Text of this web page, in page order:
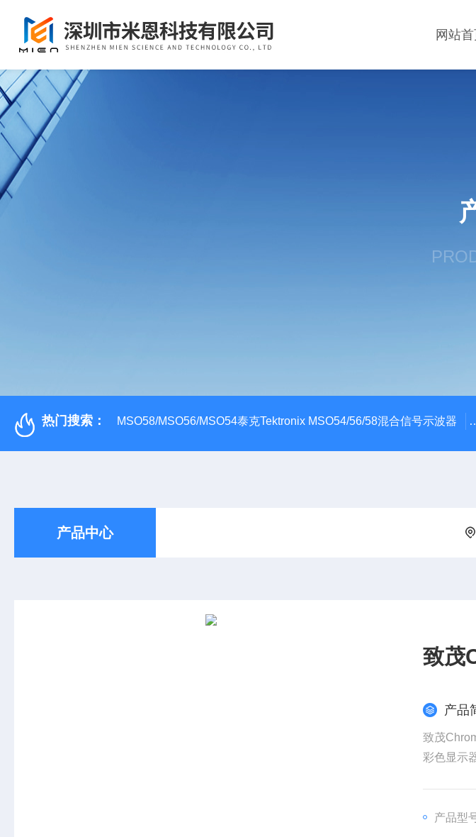
网站
热门搜索： MSO58/MSO56/MSO54泰克Tektronix MSO54/56/58混合信号示波器
产品中心
致茂
产品
致茂
彩色显示
宽广之辉
产品型